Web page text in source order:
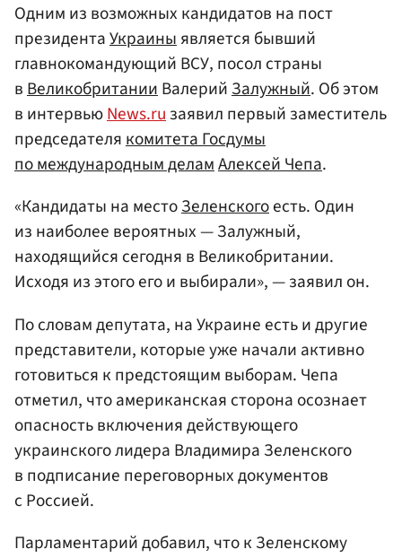
Одним из возможных кандидатов на пост
президентаУкраиныявляется бывший
главнокомандующий ВСУ, посол страны
вВеликобританииВалерийЗалужный. Об этом
в интервьюNews.ruзаявил первый заместитель
председателякомитета Госдумы
по международным деламАлексей Чепа.
«Кандидаты на местоЗеленскогоесть. Один
из наиболее вероятных — Залужный,
находящийся сегодня в Великобритании.
Исходя из этого его и выбирали», — заявил он.
По словам депутата, на Украине есть и другие
представители, которые уже начали активно
готовиться к предстоящим выборам. Чепа
отметил, что американская сторона осознает
опасность включения действующего
украинского лидера Владимира Зеленского
в подписание переговорных документов
с Россией.
Парламентарий добавил, что к Зеленскому